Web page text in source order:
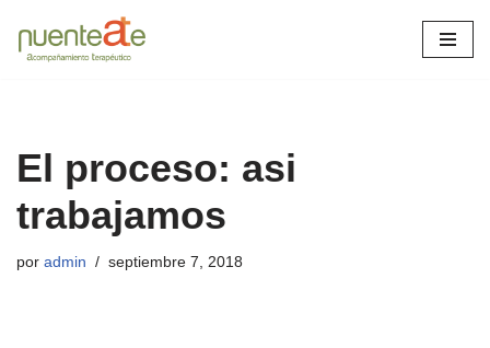
Saltar
El proceso: asi
trabajamos
por admin septiembre 7, 2018